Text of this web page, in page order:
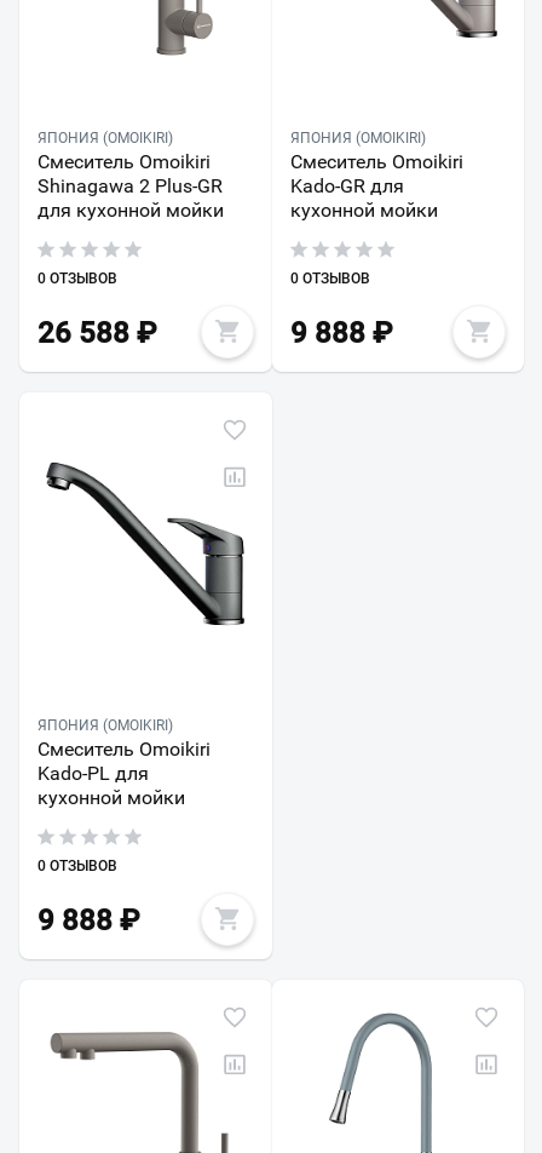
ЯПОНИЯ (OMOIKIRI)
Смеситель Omoikiri
Shinagawa 2 Plus-GR
для кухонной мойки
0 ОТЗЫВОВ
26 588 ₽
ЯПОНИЯ (OMOIKIRI)
Смеситель Omoikiri
Kado-GR для
кухонной мойки
0 ОТЗЫВОВ
9 888₽
ЯПОНИЯ (OMOIKIRI)
Смеситель Omoikiri
Kado-PL для
кухонной мойки
0 ОТЗЫВОВ
9 888 ₽